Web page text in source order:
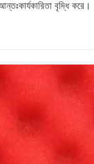
বৃদ্ধি করে।